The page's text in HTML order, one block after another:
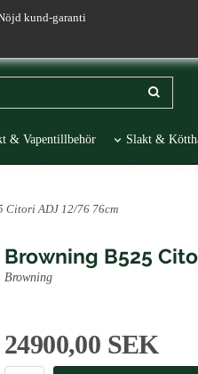
kund-garanti
& Vapentillbehör Slakt &
Citori ADJ 12/76 76cm
Browning B525
Browning
24900,00 SEK